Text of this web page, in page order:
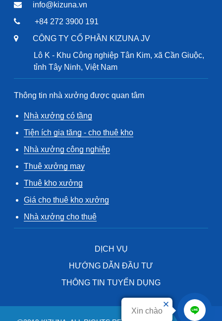
Xin chào
info@kizuna.vn
+84 272 3900 191
CÔNG TY CỔ PHẦN KIZUNA JV
Lô K - Khu Công nghiệp Tân Kim, xã Cần Giuộc,
tỉnh Tây Ninh, Việt Nam
Thông tin nhà xưởng được quan tâm
Nhà xưởng có tầng
Tiện ích gia tăng - cho thuê kho
Nhà xưởng công nghiệp
Thuê xưởng may
Thuê kho xưởng
Giá cho thuê kho xưởng
Nhà xưởng cho thuê
DỊCH VỤ
HƯỚNG DẪN ĐẦU TƯ
THÔNG TIN TUYỂN DỤNG